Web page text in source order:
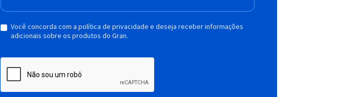
Você concorda com a política de privacidade e deseja receber informações
adicionais sobre os produtos do Gran.